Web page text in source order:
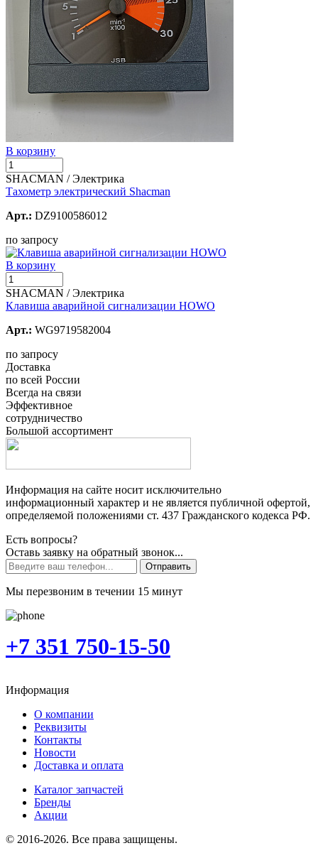
В корзину
SHACMAN / Электрика
Тахометр электрический Shacman
Арт.: DZ9100586012
по запросу
В корзину
SHACMAN / Электрика
Клавиша аварийной сигнализации HOWO
Арт.: WG9719582004
по запросу
Доставка
по всей России
Всегда на связи
Эффективное
сотрудничество
Большой ассортимент
Информация на сайте носит исключительно
информационный характер и не является публичной офертой,
определяемой положениями ст. 437 Гражданского кодекса РФ.
Есть вопросы?
Оставь заявку на обратный звонок...
Отправить
Мы перезвоним в течении 15 минут
+7 351 750-15-50
Информация
О компании
Реквизиты
Контакты
Новости
Доставка и оплата
Каталог запчастей
Бренды
Акции
© 2016-2026. Все права защищены.